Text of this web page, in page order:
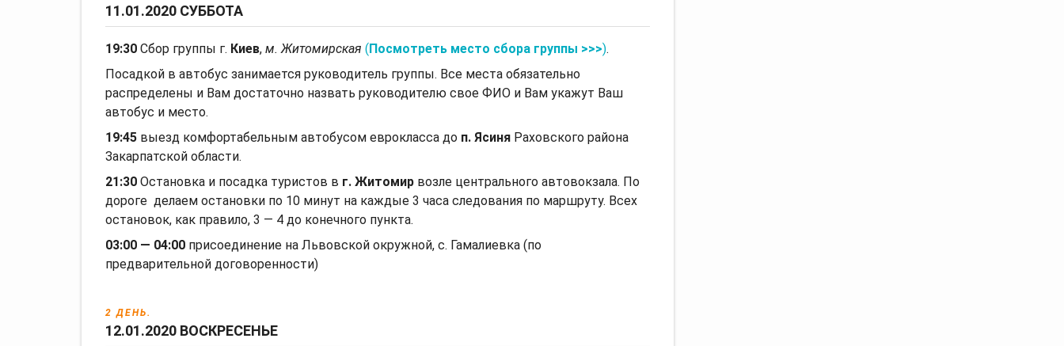
11.01.2020 СУББОТА
19:30 Сбор группы г. Киев, м. Житомирская ( Посмотреть место сбора группы >>>).
Посадкой в автобус занимается руководитель группы. Все места обязательно
распределены и Вам достаточно назвать руководителю свое ФИО и Вам укажут Ваш
автобус и место.
19:45 выезд комфортабельным автобусом еврокласса до п. Ясиня Раховского района
Закарпатской области.
21:30 Остановка и посадка туристов в г. Житомир возле центрального автовокзала. По
дороге делаем остановки по 10 минут на каждые 3 часа следования по маршруту. Всех
остановок, как правило, 3 — 4 до конечного пункта.
03:00 — 04:00 присоединение на Львовской окружной, с. Гамалиевка (по
предварительной договоренности)
2 ДЕНЬ.
12.01.2020 ВОСКРЕСЕНЬЕ